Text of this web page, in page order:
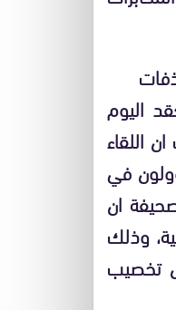
اليوم
اللقاء
في
ان
وذلك
تخصيب